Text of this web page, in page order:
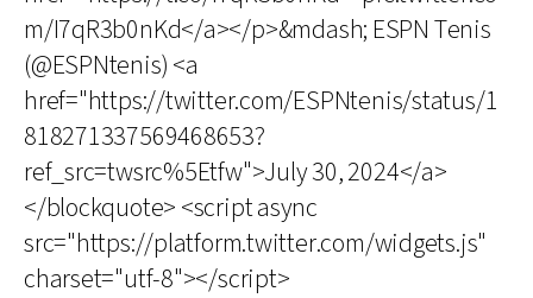
m/I7qR3b0nKd</a></p>&mdash; ESPN Tenis
(@ESPNtenis) <a
href="https://twitter.com/ESPNtenis/status/1
818271337569468653?
ref_src=twsrc%5Etfw">July 30, 2024</a>
</blockquote> <script async
src="https://platform.twitter.com/widgets.js"
charset="utf-8"></script>